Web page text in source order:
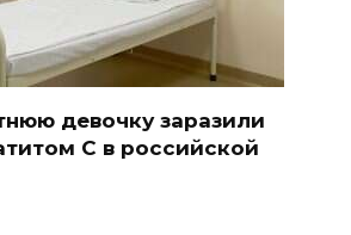
девочку заразили
С в российской